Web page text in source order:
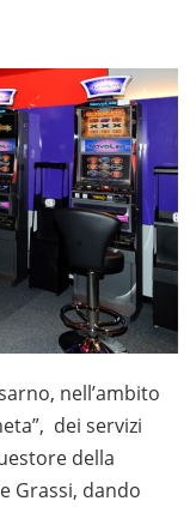
nell’ambito
dei servizi
della
Grassi, dando